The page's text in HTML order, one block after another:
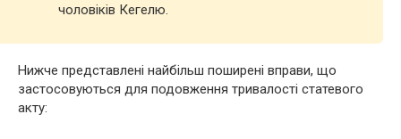
чоловіків Кегелю.
Нижче представлені найбільш поширені вправи, що
застосовуються для подовження тривалості статевого
акту: